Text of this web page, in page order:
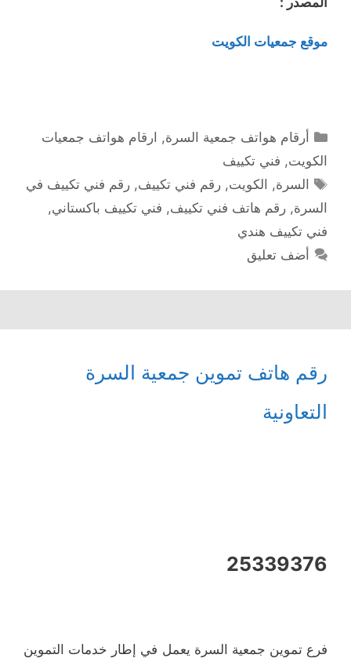
موقع جمعيات الكويت
التصنيفات
أرقام هواتف جمعية السرة, ارقام هواتف جمعيات
الكويت, فني تكييف
الوسوم
السرة, الكويت,رقم فني تكييف,رقم فني تكييف في
السرة, رقم هاتف فني تكييف, فني تكييف باكستاني,
فني تكييف هندي
أضف تعليق
رقم هاتف تموين جمعية السرة
التعاونية
25339376
فرع تموين جمعية السرة يعمل في إطار خدمات التموين